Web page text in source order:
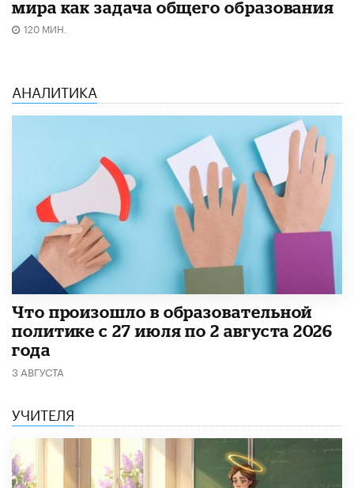
мира как задача общего образования
120 МИН.
АНАЛИТИКА
​Что произошло в образовательной
политике с 27 июля по 2 августа 2026
года
3 АВГУСТА
УЧИТЕЛЯ